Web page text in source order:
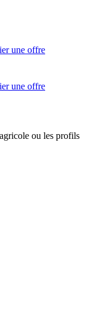
une offre
une offre
ou les profils